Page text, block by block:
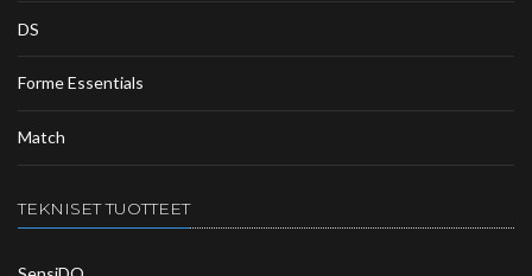
DS
Forme Essentials
Match
TEKNISET TUOTTEET